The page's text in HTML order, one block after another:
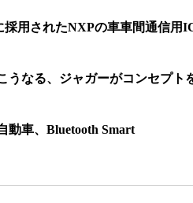
用されたNXPの車車間通信用
うなる、ジャガーがコンセプト
動車、Bluetooth Smart